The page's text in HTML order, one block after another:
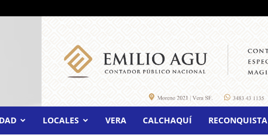
LOCALES VERA CALCHAQUÍ RECONQUISTA